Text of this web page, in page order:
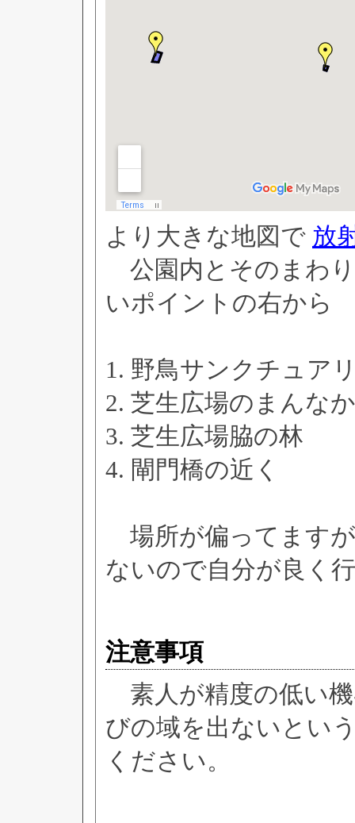
より大きな地図で 放
公園内とそのまわ
いポイントの右から
1. 野鳥サンクチュア
2. 芝生広場のまんなか
3. 芝生広場脇の林
4. 閘門橋の近く
場所が偏ってます
ないので自分が良く
注意事項
素人が精度の低い
びの域を出ないとい
ください。